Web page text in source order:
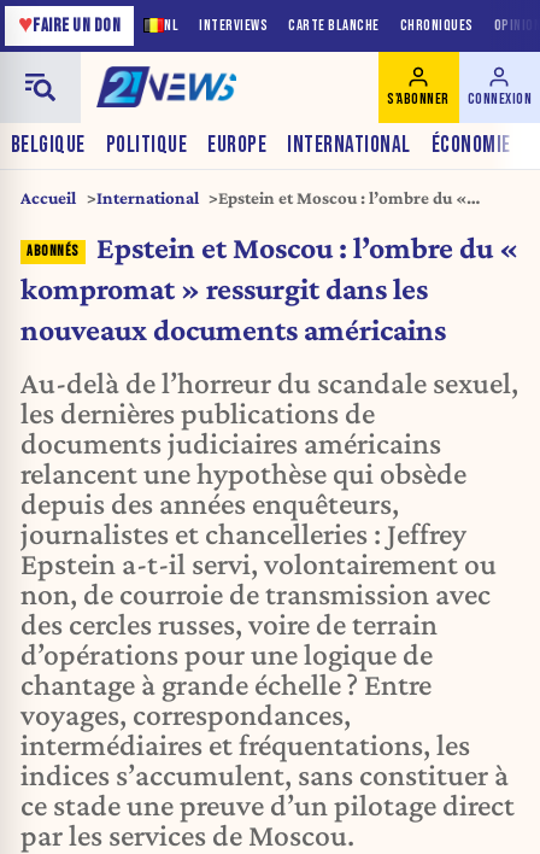
NL INTERVIEWS CARTE BLANCHE CHRONIQUES
♥FAIRE UN DON
BELGIQUE POLITIQUE EUROPE INTERNATIONAL ÉCONOMIE
S'ABONNER CONNEXION
Accueil International
Epstein et Moscou : l’ombre du «
nouveaux documents américains
Epstein et Moscou : l’ombre du «
kompromat » ressurgit dans les
nouveaux documents américains
Au-delà de l’horreur du scandale sexuel,
les dernières publications de
documents judiciaires américains
relancent une hypothèse qui obsède
depuis des années enquêteurs,
journalistes et chancelleries : Jeffrey
Epstein a-t-il servi, volontairement ou
non, de courroie de transmission avec
des cercles russes, voire de terrain
d’opérations pour une logique de
chantage à grande échelle ? Entre
voyages, correspondances,
intermédiaires et fréquentations, les
indices s’accumulent, sans constituer à
ce stade une preuve d’un pilotage direct
par les services de Moscou.